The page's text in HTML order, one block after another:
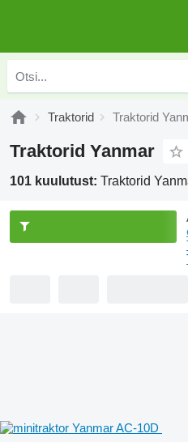
Traktorid Traktorid
Traktorid Yanmar
101 kuulutust: Traktorid